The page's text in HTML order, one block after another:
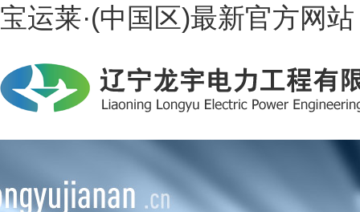
宝运莱·(中国区)最新官方网站